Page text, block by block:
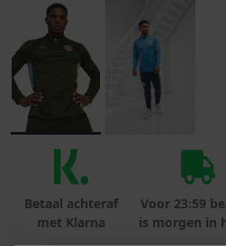
Betaal achteraf
met Klarna
Voor 23:59
is morgen in